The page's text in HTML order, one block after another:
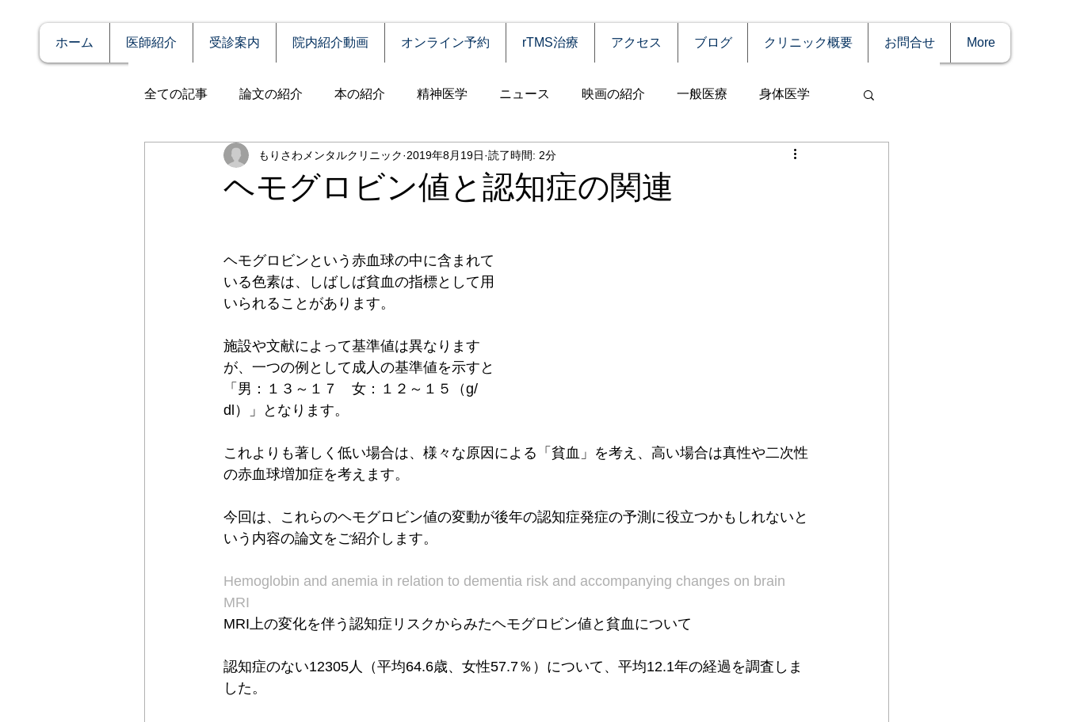
ホーム 医師紹介 受診案内 院内紹介動画 オンライン予約 rTMS治療 アクセス ブログ クリニック概要 お問合せ More
全ての記事 論文の紹介 本の紹介 精神医学 ニュース 映画の紹介 一般医療 身体医学
症例報告 発達障害 自殺 認知症 うつ病
全般性不安障害 パニック障害 摂食障害 強迫性障害
PTSD（心的外傷後ストレス障害） 睡眠障害
ヘモグロビン値と認知症の関連
もりさわメンタルクリニック 2019年8月19日 読了時間: 2分
ヘモグロビンという赤血球の中に含まれて
いる色素は、しばしば貧血の指標として用
いられることがあります。
施設や文献によって基準値は異なります
が、一つの例として成人の基準値を示すと
「男：１３～１７　女：１２～１５（g/
dl）」となります。
これよりも著しく低い場合は、様々な原因による「貧血」を考え、高い場合は真性や二次性
の赤血球増加症を考えます。
今回は、これらのヘモグロビン値の変動が後年の認知症発症の予測に役立つかもしれないと
いう内容の論文をご紹介します。
Hemoglobin and anemia in relation to dementia risk and accompanying changes on brain
MRI
MRI上の変化を伴う認知症リスクからみたヘモグロビン値と貧血について
認知症のない12305人（平均64.6歳、女性57.7％）について、平均12.1年の経過を調査しま
した。